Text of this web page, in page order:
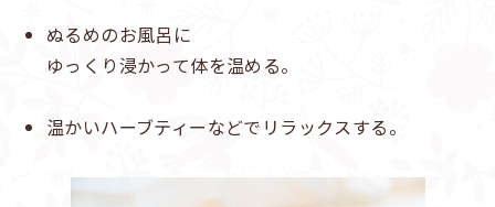
ぬるめのお風呂に
ゆっくり浸かって体を温める。
温かいハーブティーなどでリラックスする。